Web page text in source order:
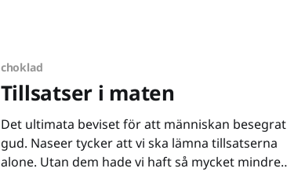
choklad
Tillsatser i maten
Det ultimata beviset för att människan besegrat
gud. Naseer tycker att vi ska lämna tillsatserna
alone. Utan dem hade vi haft så mycket mindre